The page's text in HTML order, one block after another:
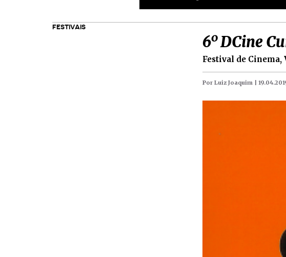
FESTIVAIS
6º DCine
Festival de
Por Luiz Joaquim |